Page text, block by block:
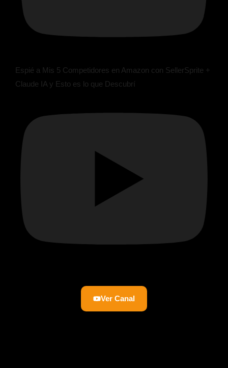
Espié a Mis 5 Competidores en Amazon con SellerSprite +
Claude IA y Esto es lo que Descubrí
Ver Canal